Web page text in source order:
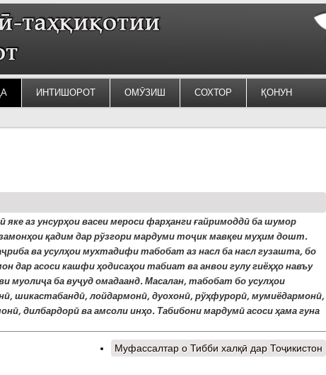
ИНТИШОРОТ ОМӮЗИШ СОХТОР ҚОНУН
яке аз унсурҳои васеи мероси фарҳанги ғайримоддӣ ба шумор
қадим дар рўзгори мардуми тоҷик мавқеи муҳим дошт.
ва усулҳои мухтадифи табобат аз насл ба насл гузашта, бо
дар асоси кашфи ҳодисаҳои табиат ва анвои гулу гиёҳҳо навъу
муолиҷа ба вуҷуд омадаанд. Масалан, табобат бо усулҳои
шикастабандӣ, лойдармонӣ, дуохонӣ, рўҳфурорӣ, мумиёдармонӣ,
дилбардорӣ ва амсоли инҳо. Табибони мардумӣ асоси ҳама гуна
Муфассалтар о Тибби халқӣ дар Тоҷикистон